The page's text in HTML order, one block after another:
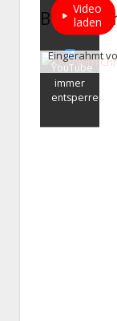
Video
laden
YouTube
immer
entsperren
Bilder
Eingerahmt